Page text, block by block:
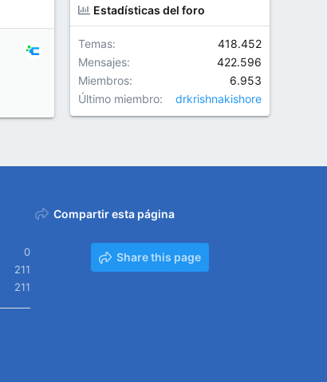
Estadísticas del foro
Temas
418.452
Mensajes
422.596
Miembros
6.953
Último miembro
drkrishnakishore
0
211
211
Compartir esta página
Share this page